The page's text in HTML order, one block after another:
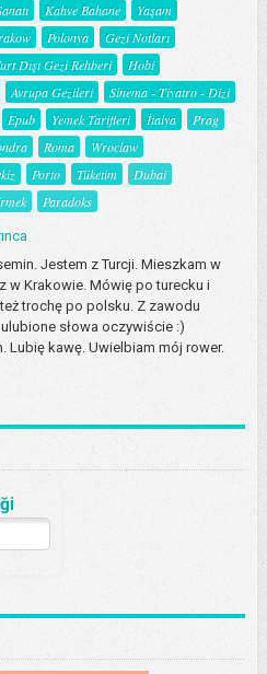
Kahve Bahane
Yaşam
Polonya
Gezi Notları
Dışı Gezi Rehberi
Hobi
Avrupa Gezileri
Sinema - Tiyatro - Dizi
Epub Yemek Tarifleri İtalya
Prag
Roma
Wroclaw
Porto Tüketim
Dubai
Paradoks
Jestem z Turcji. Mieszkam w
w Krakowie. Mówię po turecku i
trochę po polsku. Z zawodu
słowa oczywiście :)
Lubię kawę. Uwielbiam mój rower.